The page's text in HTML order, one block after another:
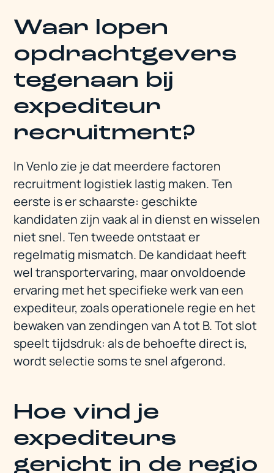
Waar lopen
opdrachtgevers
tegenaan bij
expediteur
recruitment?
In Venlo zie je dat meerdere factoren
recruitment logistiek lastig maken. Ten
eerste is er schaarste: geschikte
kandidaten zijn vaak al in dienst en wisselen
niet snel. Ten tweede ontstaat er
regelmatig mismatch. De kandidaat heeft
wel transportervaring, maar onvoldoende
ervaring met het specifieke werk van een
expediteur, zoals operationele regie en het
bewaken van zendingen van A tot B. Tot slot
speelt tijdsdruk: als de behoefte direct is,
wordt selectie soms te snel afgerond.
Hoe vind je
expediteurs
gericht in de regio